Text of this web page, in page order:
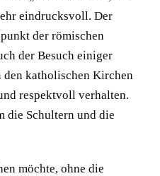
eindrucksvoll. Der
der römischen
der Besuch einiger
katholischen Kirchen
respektvoll verhalten.
die Schultern und die
möchte, ohne die